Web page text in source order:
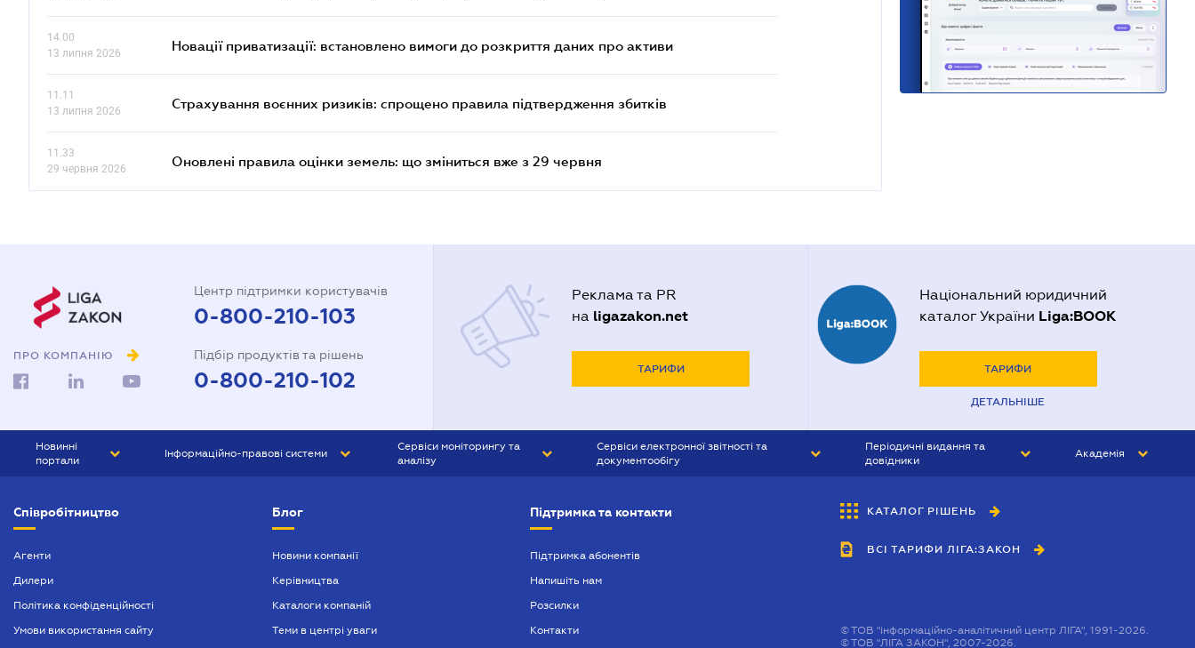
14.00
13 липня 2026
Новації приватизації: встановлено вимоги до розкриття даних про активи
11.11
13 липня 2026
Страхування воєнних ризиків: спрощено правила підтвердження збитків
11.33
29 червня 2026
Оновлені правила оцінки земель: що зміниться вже з 29 червня
ПРО КОМПАНІЮ
Центр підтримки користувачів
0-800-210-103
Підбір продуктів та рішень
0-800-210-102
Реклама та PR
на ligazakon.net
ТАРИФИ
Національний юридичний
каталог України Liga:BOOK
ТАРИФИ
ДЕТАЛЬНІШЕ
Новинні
портали
БІЗНЕС
Інформаційно-правові системи
БУХГАЛТЕР ПРОФ
Сервіси моніторингу та
аналізу
Сервіси електронної звітності та
документообігу
Періодичні видання та
довідники
БУХГАЛТЕР&ЗАКОН
ВІСНИК МСФЗ
Академія
Співробітництво
Агенти
Дилери
Політика конфіденційності
Умови використання сайту
Блог
Новини компанії
Керівництва
Каталоги компаній
Теми в центрі уваги
Підтримка та контакти
Підтримка абонентів
Напишіть нам
Розсилки
Контакти
КАТАЛОГ РІШЕНЬ
ВСІ ТАРИФИ ЛІГА:ЗАКОН
©ТОВ "інформаційно-аналітичний центр ЛІГА", 1991-2026.
©ТОВ "ЛІГА ЗАКОН", 2007-2026.